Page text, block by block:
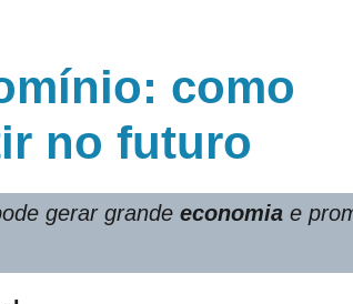
como
no futuro
gerar grande economia e